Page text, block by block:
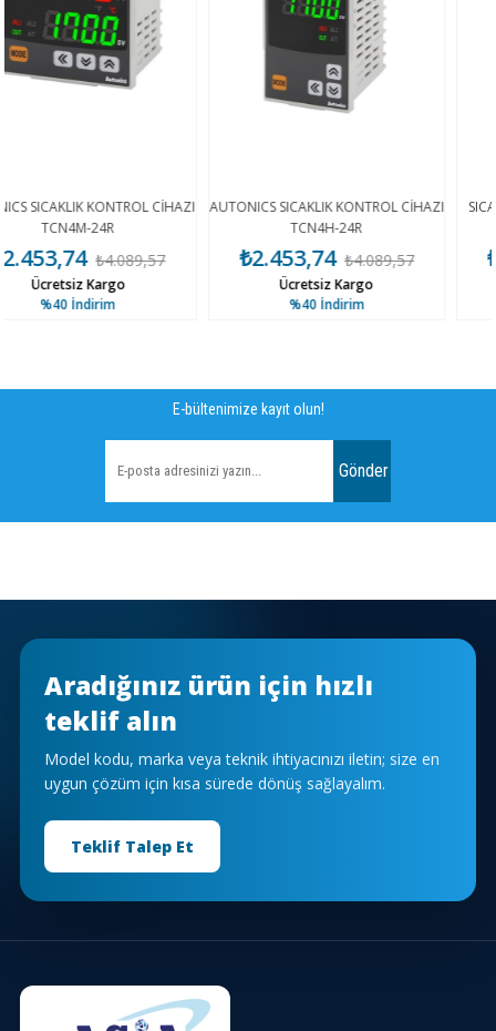
CİHAZI
AUTONICS SICAKLIK KONTROL CİHAZI
₺2.453,74 ₺4.089,57
SICAKLIK KONTROL
₺2.545,15
E-bültenimize kayıt olun!
Gönder
Aradığınız ürün için hızlı
teklif alın
Model kodu, marka veya teknik ihtiyacınızı iletin; size en
uygun çözüm için kısa sürede dönüş sağlayalım.
Teklif Talep Et